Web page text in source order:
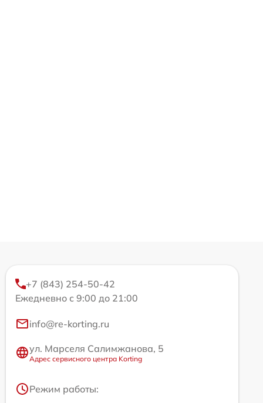
+7 (843) 254-50-42
Ежедневно с 9:00 до 21:00
info@re-korting.ru
ул. Марселя Салимжанова, 5
Адрес сервисного центра Korting
Режим работы: